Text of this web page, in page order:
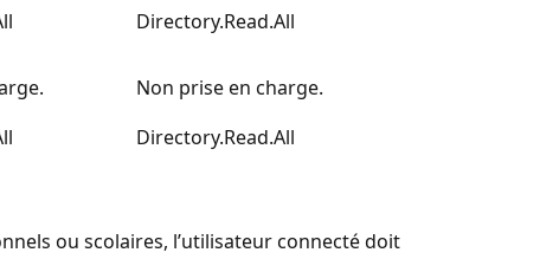
Directory.Read.All
Non prise en charge.
Directory.Read.All
ou scolaires, l’utilisateur connecté doit